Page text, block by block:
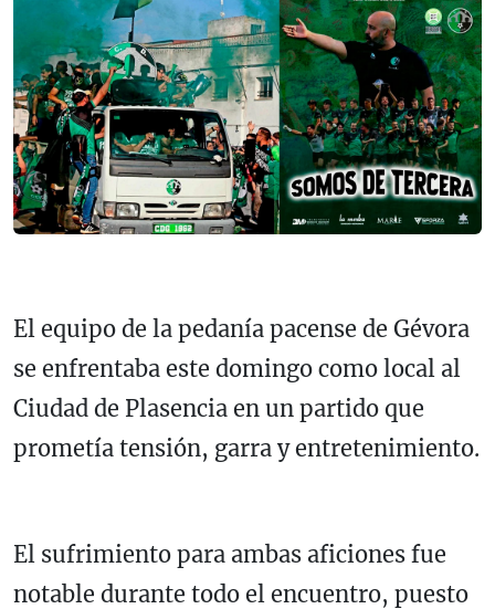
El equipo de la pedanía pacense de Gévora
se enfrentaba este domingo como local al
Ciudad de Plasencia en un partido que
prometía tensión, garra y entretenimiento.
El sufrimiento para ambas aficiones fue
notable durante todo el encuentro, puesto